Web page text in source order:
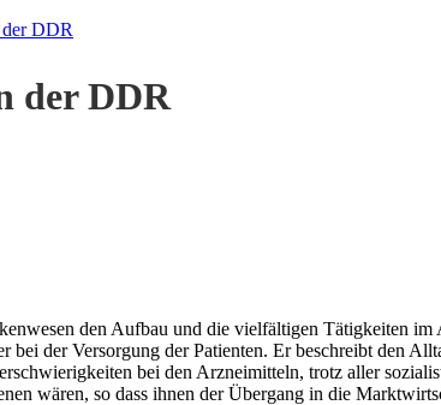
DDR
der DDR
den Aufbau und die vielfältigen Tätigkeiten im
der Versorgung der Patienten. Er beschreibt den
bei den Arzneimitteln, trotz aller
wären, so dass ihnen der Übergang in die